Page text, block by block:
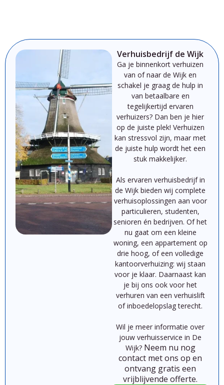
Verhuisbedrijf de Wijk
Ga je binnenkort verhuizen
van of naar de Wijk en
schakel je graag de hulp in
van betaalbare en
tegelijkertijd ervaren
verhuizers? Dan ben je hier
op de juiste plek! Verhuizen
kan stressvol zijn, maar met
de juiste hulp wordt het een
stuk makkelijker.
Als ervaren verhuisbedrijfin
de Wijk bieden wij complete
verhuisoplossingen aan voor
particulieren, studenten,
senioren én bedrijven. Ofhet
nu gaat om een kleine
woning, een appartement op
drie hoog, ofeen volledige
kantoorverhuizing: wij staan
voor je klaar. Daarnaast kan
je bij ons ook voor het
verhuren van een verhuislift
of inboedelopslag terecht.
Wil je meer informatie over
jouw verhuisservice in De
Wijk? Neem nu nog
contact met ons op en
ontvang gratis een
vrijblijvende offerte.